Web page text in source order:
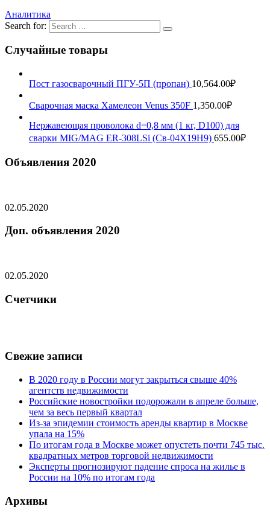
Аналитика
Search for:
Случайные товары
Пост газосварочный ПГУ-5П (пропан) 10,564.00₽
Сварочная маска Хамелеон Venus 350F 1,350.00₽
Нержавеющая проволока d=0,8 мм (1 кг, D100) для
сварки MIG/MAG ER-308LSi (Св-04Х19Н9) 655.00₽
Объявления 2020
02.05.2020
Доп. объявления 2020
02.05.2020
Счетчики
Свежие записи
В 2020 году в России могут закрыться свыше 40%
агентств недвижимости
Российские новостройки подорожали в апреле больше,
чем за весь первый квартал
Из-за эпидемии стоимость аренды квартир в Москве
упала на 15%
По итогам года в Москве может опустеть почти 745 тыс.
квадратных метров торговой недвижимости
Эксперты прогнозируют падение спроса на жилье в
России на 10% по итогам года
Архивы